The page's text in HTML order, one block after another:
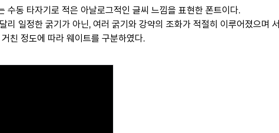
수동 타자기로 적은 아날로그적인 글씨 느낌을 표현한 폰트이다.
리 일정한 굵기가 아닌, 여러 굵기와 강약의 조화가 적절히 이루어졌으며 서
친 정도에 따라 웨이트를 구분하였다.